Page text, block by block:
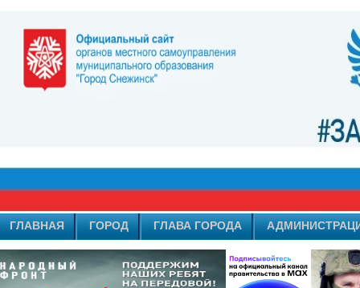
ГЛАВНАЯ ГОРОД ГЛАВА ГОРОДА